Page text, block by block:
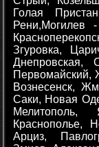
Голая
Рени,Могилев
Згуровка,
Днепровская,
Первомайский,
Вознесенск,
Саки, Новая
Мелитополь,
Краснополье,
Арциз,